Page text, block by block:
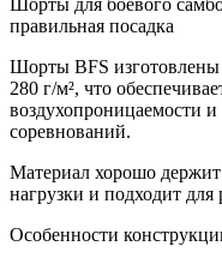
Шорты для боевого
правильная посадка
Шорты BFS изготовлены
280 г/м², что
воздухопроницаемости
соревнований.
Материал хорошо
нагрузки и подходит для
Особенности